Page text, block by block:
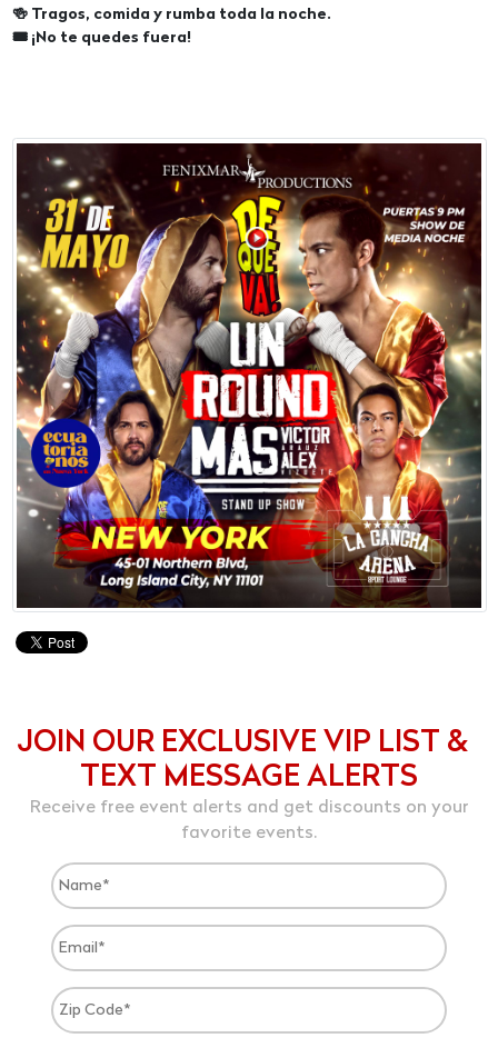
🍻 Tragos, comida y rumba toda la noche.
🎟 ¡No te quedes fuera!
JOIN OUR EXCLUSIVE VIP LIST &
TEXT MESSAGE ALERTS
Receive free event alerts and get discounts on your
favorite events.